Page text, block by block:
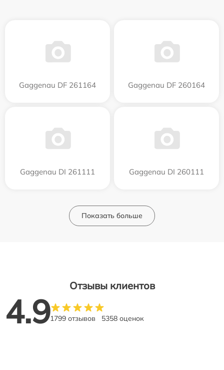
Gaggenau DF 261164 Gaggenau DF 260164
Gaggenau DI 261111 Gaggenau DI 260111
Показать больше
Отзывы клиентов
4.91799 отзывов 5358 оценок